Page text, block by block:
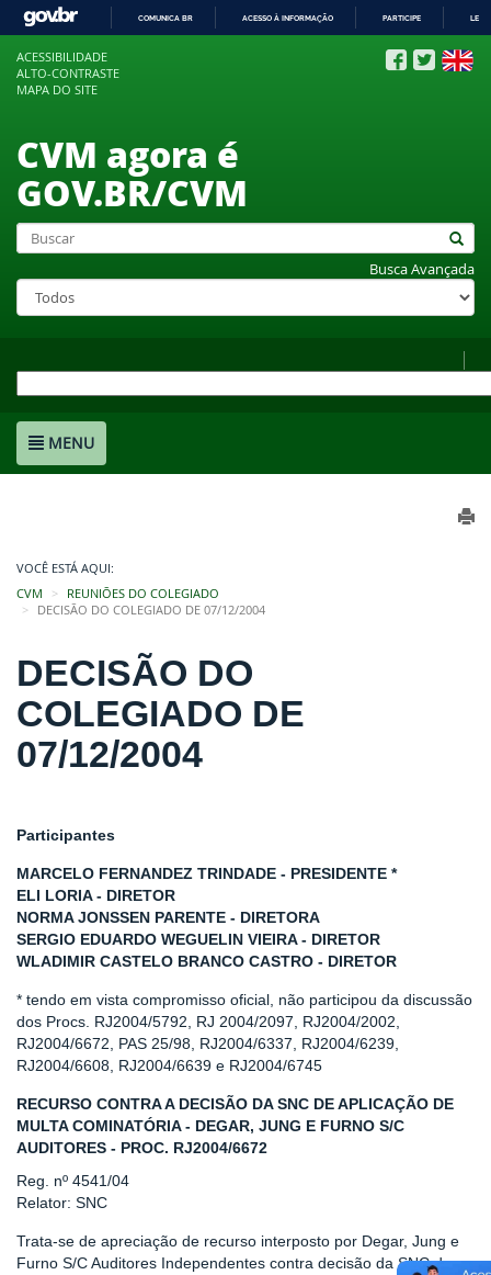
COMUNICA BR ACESSO À INFORMAÇÃO PARTICIPE
ACESSIBILIDADE
ALTO-CONTRASTE
MAPA DO SITE
CVM agora é
GOV.BR/CVM
Busca Avançada
MENU
VOCÊ ESTÁ AQUI:
CVM
REUNIÕES DO COLEGIADO
DECISÃO DO COLEGIADO DE 07/12/2004
DECISÃO DO
COLEGIADO DE
07/12/2004
Participantes
MARCELO FERNANDEZ TRINDADE - PRESIDENTE *
ELI LORIA - DIRETOR
NORMA JONSSEN PARENTE - DIRETORA
SERGIO EDUARDO WEGUELIN VIEIRA - DIRETOR
WLADIMIR CASTELO BRANCO CASTRO - DIRETOR
* tendo em vista compromisso oficial, não participou da discussão
dos Procs. RJ2004/5792, RJ 2004/2097, RJ2004/2002,
RJ2004/6672, PAS 25/98, RJ2004/6337, RJ2004/6239,
RJ2004/6608, RJ2004/6639 e RJ2004/6745
RECURSO CONTRA A DECISÃO DA SNC DE APLICAÇÃO DE
MULTA COMINATÓRIA - DEGAR, JUNG E FURNO S/C
AUDITORES - PROC. RJ2004/6672
Reg. nº 4541/04
Relator: SNC
Trata-se de apreciação de recurso interposto por Degar, Jung e
Furno S/C Auditores Independentes contra decisão da SNC de